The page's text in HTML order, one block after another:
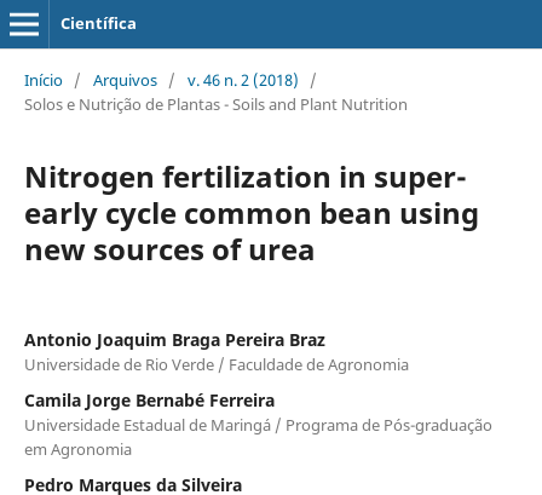
Científica
Início / Arquivos / v. 46 n. 2 (2018)
/
Solos e Nutrição de Plantas - Soils and Plant Nutrition
Nitrogen fertilization in super-
early cycle common bean using
new sources of urea
Antonio Joaquim Braga Pereira Braz
Universidade de Rio Verde / Faculdade de Agronomia
Camila Jorge Bernabé Ferreira
Universidade Estadual de Maringá / Programa de Pós-graduação
em Agronomia
Pedro Marques da Silveira